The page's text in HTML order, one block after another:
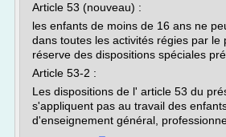
Article 53 (nouveau) :
les enfants de moins de 16 ans ne
dans toutes les activités régies par le
réserve des dispositions spéciales
Article 53-2 :
Les dispositions de l' article 53 du
s'appliquent pas au travail des
d'enseignement général,